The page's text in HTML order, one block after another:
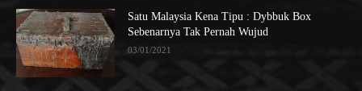
Satu Malaysia Kena Tipu : Dybbuk Box
Sebenarnya Tak Pernah Wujud
03/01/2021